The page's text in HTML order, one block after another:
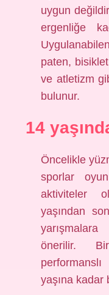
uygun
ergenliğe
paten,
ve atletizm
bulunur.
14
Öncelikle
sporlar
aktiviteler
yaşından
önerilir.
yaşına kadar